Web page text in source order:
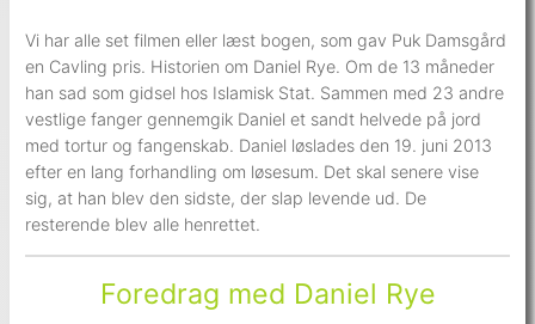
Vi har alle set filmen eller læst bogen, som gav Puk Damsgård
en Cavling pris. Historien om Daniel Rye. Om de 13 måneder
han sad som gidsel hos Islamisk Stat. Sammen med 23 andre
vestlige fanger gennemgik Daniel et sandt helvede på jord
med tortur og fangenskab. Daniel løslades den 19. juni 2013
efter en lang forhandling om løsesum. Det skal senere vise
sig, at han blev den sidste, der slap levende ud. De
resterende blev alle henrettet.
Foredrag med Daniel Rye